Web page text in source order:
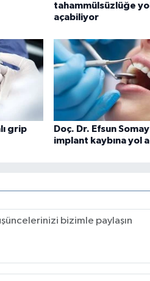
tahammülsüzlüğe yol
açabiliyor
grip
Doç. Dr. Efsun
implant kaybına yol